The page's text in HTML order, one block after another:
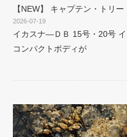
【NEW】 キャプテン・トリ
2026-07-19
イカスナ―ＤＢ 15号・20号
コンパクトボディが